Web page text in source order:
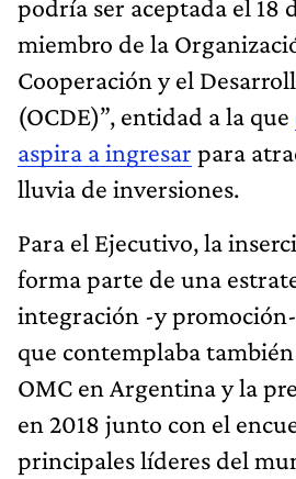
podría ser aceptada el 18
miembro de la
Cooperación y el
(OCDE)”, entidad a la que
aspira a ingresar para
lluvia de inversiones.
Para el Ejecutivo, la
forma parte de una
integración -y
que contemplaba
OMC en Argentina y la
en 2018 junto con el
principales líderes del